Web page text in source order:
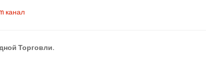
канал
Торговли.